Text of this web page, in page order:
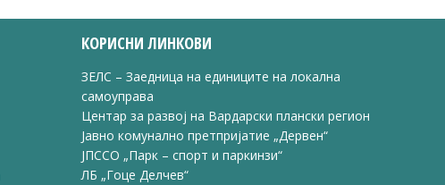
КОРИСНИ ЛИНКОВИ
ЗЕЛС – Заедница на единиците на локална
самоуправа
Центар за развој на Вардарски плански регион
Јавно комунално претпријатие „Дервен“
ЈПССО „Парк – спорт и паркинзи“
ЛБ „Гоце Делчев“